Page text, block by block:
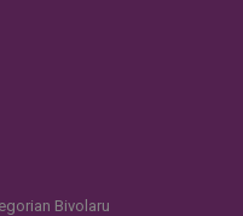
Bivolaru